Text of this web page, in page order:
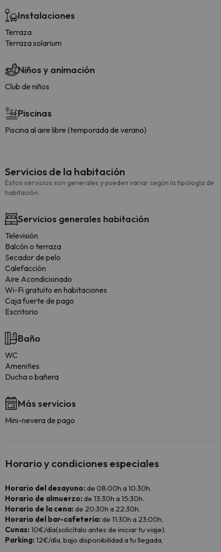
Instalaciones
Terraza
Terraza solarium
Niños y animación
Club de niños
Piscinas
Piscina al aire libre (temporada de verano)
Servicios de la habitación
Estos servicios son generales y pueden variar según la tipología de
habitación.
Servicios generales habitación
Televisión
Balcón o terraza
Secador de pelo
Calefacción
Aire Acondicionado
Wi-Fi gratuito en habitaciones
Caja fuerte de pago
Escritorio
Baño
WC
Amenities
Ducha o bañera
Más servicios
Mini-nevera de pago
Horario y condiciones especiales
Horario del desayuno:de 08:00h a 10:30h.
Horario de almuerzo:de 13:30h a 15:30h.
Horario de la cena:de 20:30h a 22:30h.
Horario del bar-cafeteria:de 11:30h a 23:00h.
Cunas:10€/día(solicítalo antes de iniciar tu viaje).
Parking:12€/día, bajo disponibilidad a tu llegada,